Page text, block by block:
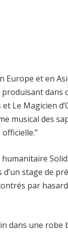
Europe et en
dans
Le Magicien
musical des
humanitaire
stage de
par
dans une robe